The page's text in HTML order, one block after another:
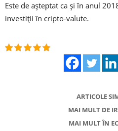
Este de așteptat ca și în anul
investiții în cripto-valute.
ARTICOLE
MAI MULT DE
MAI MULT ÎN